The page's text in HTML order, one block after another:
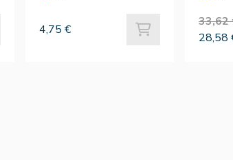
4,75 €
33,62
28,58